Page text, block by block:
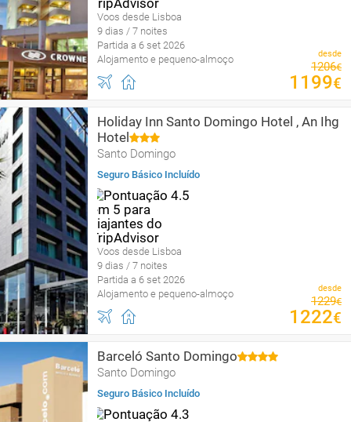
Voos desde Lisboa
9 dias / 7 noites
Partida a 6 set 2026
Alojamento e pequeno-almoço
desde
1206€
1199€
Holiday Inn Santo Domingo Hotel , An Ihg
Hotel
Santo Domingo
Seguro Básico Incluído
Voos desde Lisboa
9 dias / 7 noites
Partida a 6 set 2026
Alojamento e pequeno-almoço
desde
1229€
1222€
Barceló Santo Domingo
Santo Domingo
Seguro Básico Incluído